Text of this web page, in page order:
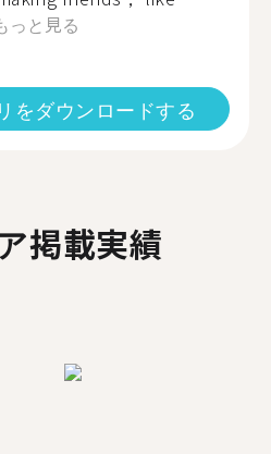
っと見る
をダウンロードする
掲載実績